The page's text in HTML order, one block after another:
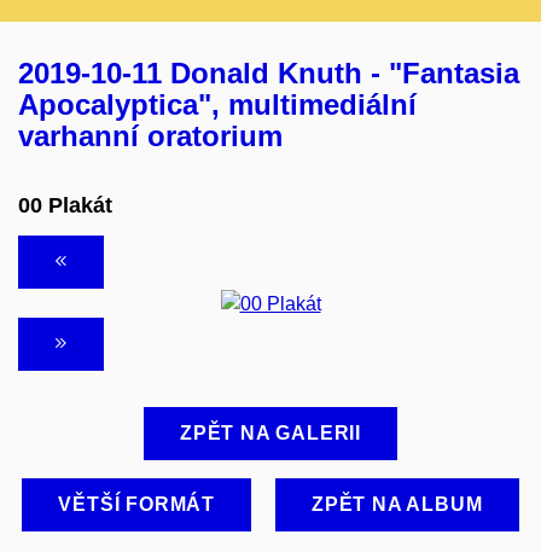
2019-10-11 Donald Knuth - "Fantasia
Apocalyptica", multimediální
varhanní oratorium
00 Plakát
ZPĚT NA GALERII
VĚTŠÍ FORMÁT ZPĚT NA ALBUM